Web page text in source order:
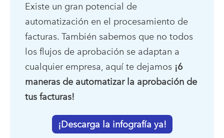
Existe un gran potencial de
automatización en el procesamiento de
facturas. También sabemos que no todos
los flujos de aprobación se adaptan a
cualquier empresa, aquí te dejamos ¡6
maneras de automatizar la aprobación de
tus facturas!
¡Descarga la infografía ya!